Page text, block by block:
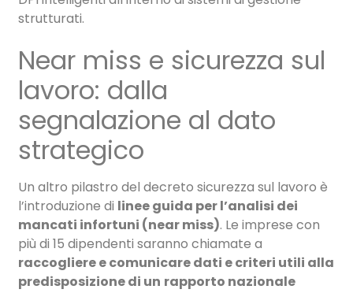
strutturati.
Near miss e sicurezza sul
lavoro: dalla
segnalazione al dato
strategico
Un altro pilastro del decreto sicurezza sul lavoro è
l’introduzione di linee guida per l’analisi dei
mancati infortuni (near miss). Le imprese con
più di 15 dipendenti saranno chiamate a
raccogliere e comunicare dati e criteri utili alla
predisposizione di un rapporto nazionale